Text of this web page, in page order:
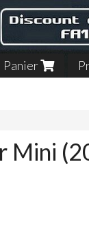
Panier
Mini